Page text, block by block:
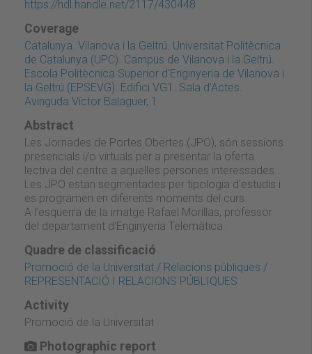
https://hdl.handle.net/2117/430448
Coverage
Catalunya. Vilanova i la Geltrú. Universitat Politècnica
de Catalunya (UPC). Campus de Vilanova i la Geltrú.
Escola Politècnica Superior d'Enginyeria de Vilanova i
la Geltrú (EPSEVG). Edifici VG1. Sala d'Actes.
Avinguda Víctor Balaguer, 1
Abstract
Les Jornades de Portes Obertes (JPO), són sessions
presencials i/o virtuals per a presentar la oferta
lectiva del centre a aquelles persones interessades.
Les JPO estan segmentades per tipologia d'estudis i
es programen en diferents moments del curs.
A l'esquerra de la imatge Rafael Morillas, professor
del departament d'Enginyeria Telemàtica.
Quadre de classificació
Promoció de la Universitat / Relacions públiques /
REPRESENTACIÓ I RELACIONS PÚBLIQUES
Activity
Promoció de la Universitat
Photographic report